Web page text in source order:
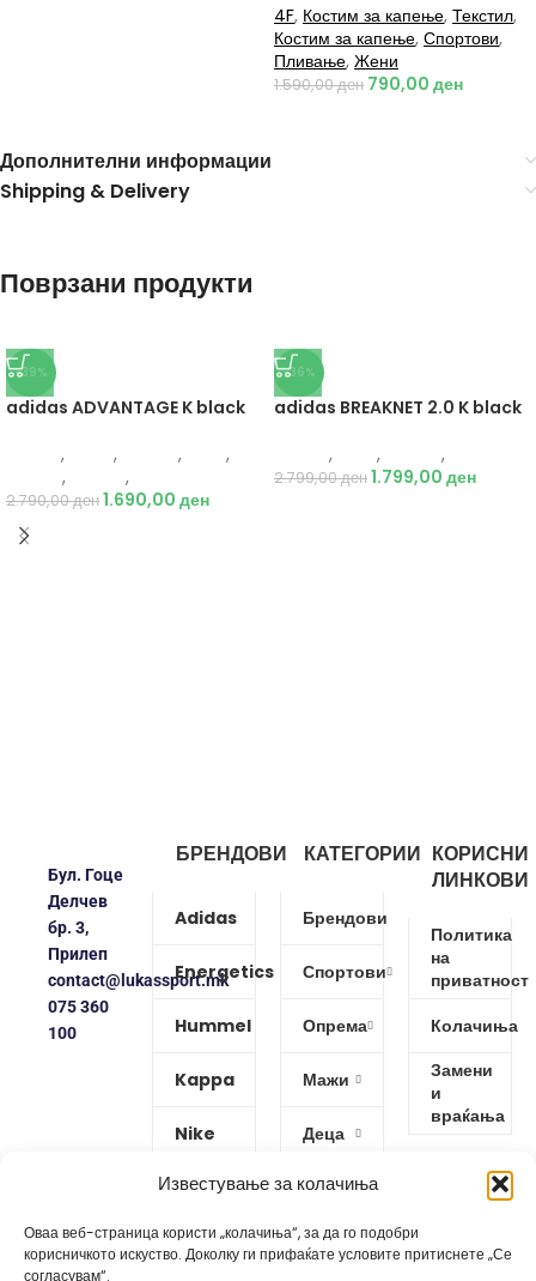
Известување за колачиња
Оваа веб-страница користи „колачиња“, за да го подобри
корисничкото искуство. Доколку ги прифаќате условите притиснете „Се
согласувам“.
4F, Костим за капење, Текстил,
Костим за капење, Спортови,
Пливање, Жени
1.590,00ден 790,00 ден
Дополнителни информации
Shipping & Delivery
Поврзани продукти
-39%
adidas ADVANTAGE K black
, , ,
,
, ,
2.790,00ден1.690,00 ден
-36%
adidas BREAKNET 2.0 K black
, , ,
2.799,00ден1.799,00 ден
Бул. Гоце
Делчев
бр. 3,
Прилеп
contact@lukassport.mk
075 360
100
БРЕНДОВИ
Adidas
Energetics
Hummel
Kappa
Nike
Protouch
Puma
КАТЕГОРИИ
Брендови
Спортови
Опрема
Мажи
Деца
Жени
КОРИСНИ
ЛИНКОВИ
Политика
на
приватност
Колачиња
Замени
и
враќања